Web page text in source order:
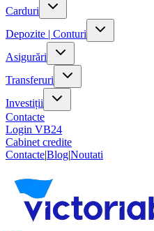
Carduri
Depozite | Conturi
Asigurări
Transferuri
Investiții
Contacte
Login VB24
Cabinet credite
Contacte|Blog|Noutati